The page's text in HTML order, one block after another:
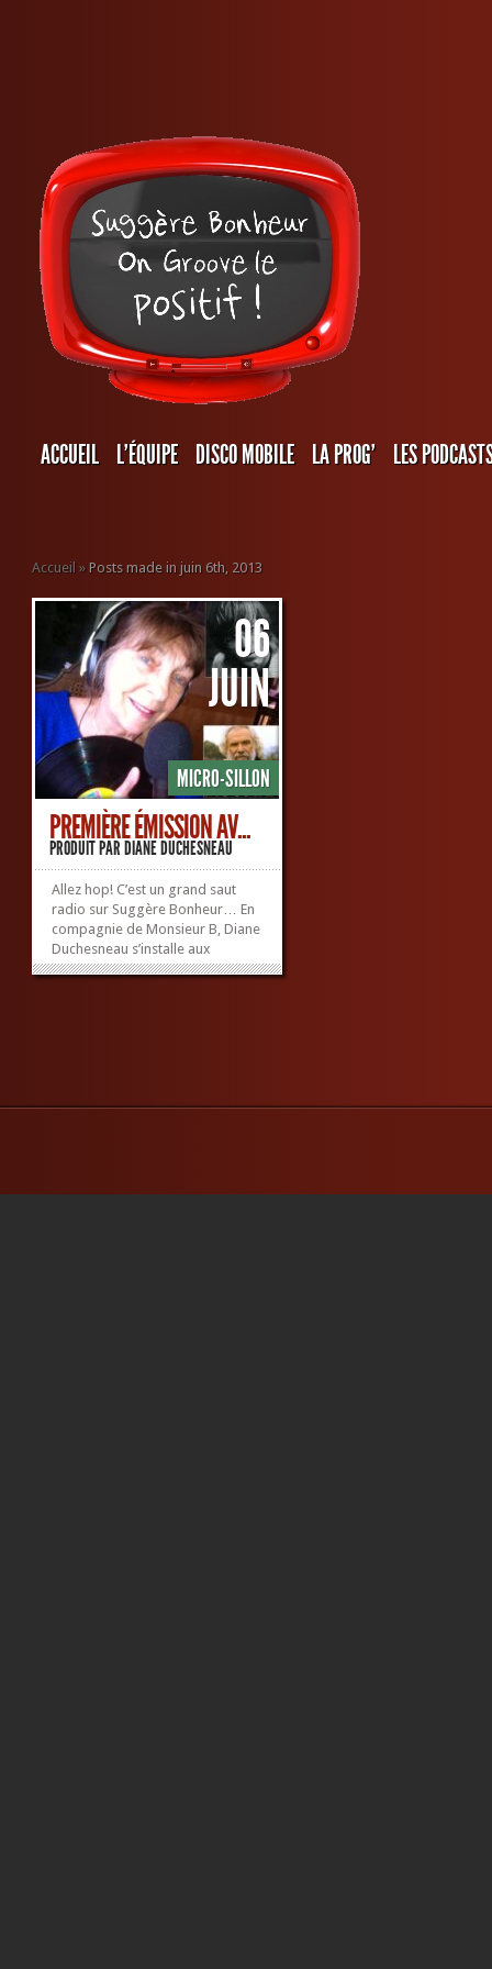
ACCUEIL L’ÉQUIPE DISCO MOBILE LA PROG’ LES
Accueil » Posts made in juin 6th, 2013
MICRO-SILLON
JUIN
06
PREMIÈRE ÉMISSION AV...
PRODUIT PARDIANE DUCHESNEAU
Allez hop! C’est un grand saut
radio sur Suggère Bonheur… En
compagnie de Monsieur B, Diane
Duchesneau s’installe aux
commandes de Micro-Sillon.